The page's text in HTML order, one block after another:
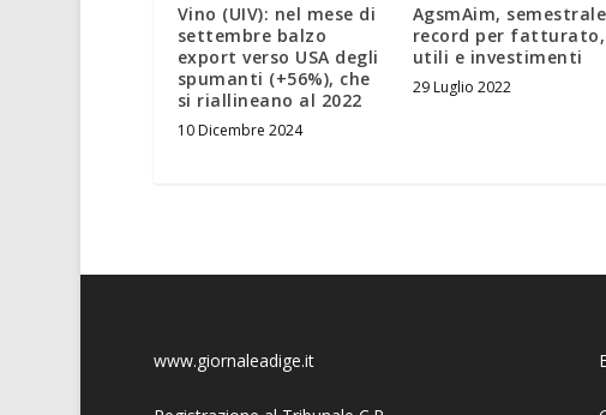
Vino (UIV): nel mese di
settembre balzo
export verso USA degli
spumanti (+56%), che
si riallineano al 2022
10 Dicembre 2024
AgsmAim, semestrale
record per fatturato,
utili e investimenti
29 Luglio 2022
www.giornaleadige.it